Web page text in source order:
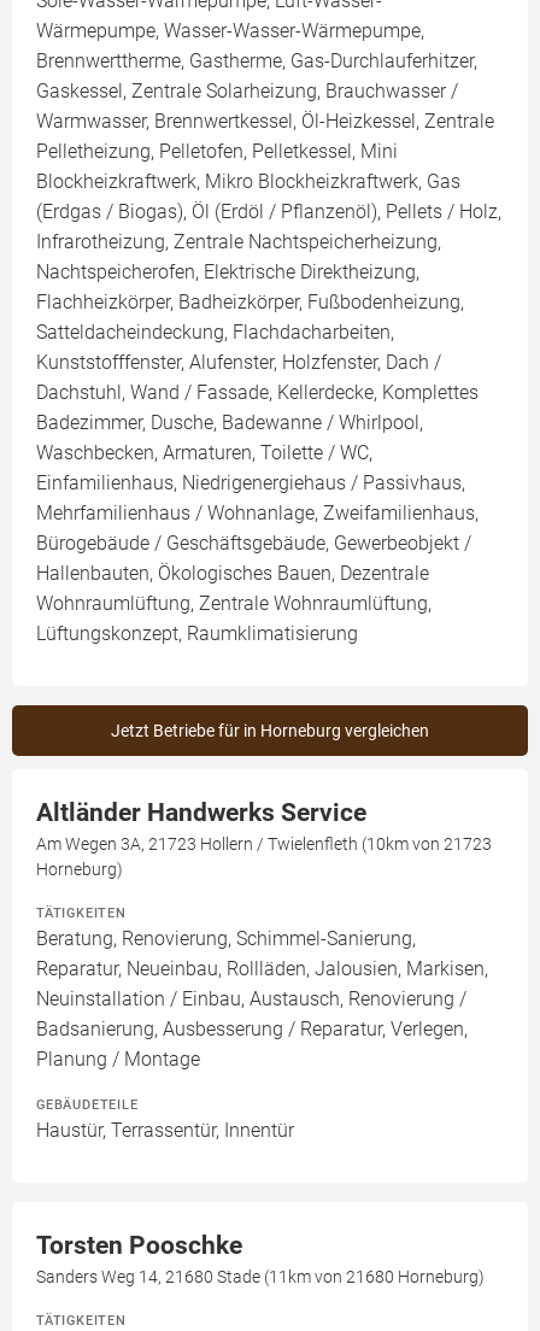
Wärmepumpe, Wasser-Wasser-Wärmepumpe,
Brennwerttherme, Gastherme, Gas-Durchlauferhitzer,
Gaskessel, Zentrale Solarheizung, Brauchwasser /
Warmwasser, Brennwertkessel, Öl-Heizkessel, Zentrale
Pelletheizung, Pelletofen, Pelletkessel, Mini
Blockheizkraftwerk, Mikro Blockheizkraftwerk, Gas
(Erdgas / Biogas), Öl (Erdöl / Pflanzenöl), Pellets / Holz,
Infrarotheizung, Zentrale Nachtspeicherheizung,
Nachtspeicherofen, Elektrische Direktheizung,
Flachheizkörper, Badheizkörper, Fußbodenheizung,
Satteldacheindeckung, Flachdacharbeiten,
Kunststofffenster, Alufenster, Holzfenster, Dach /
Dachstuhl, Wand / Fassade, Kellerdecke, Komplettes
Badezimmer, Dusche, Badewanne / Whirlpool,
Waschbecken, Armaturen, Toilette / WC,
Einfamilienhaus, Niedrigenergiehaus / Passivhaus,
Mehrfamilienhaus / Wohnanlage, Zweifamilienhaus,
Bürogebäude / Geschäftsgebäude, Gewerbeobjekt /
Hallenbauten, Ökologisches Bauen, Dezentrale
Wohnraumlüftung, Zentrale Wohnraumlüftung,
Lüftungskonzept, Raumklimatisierung
Jetzt Betriebe für in Horneburg vergleichen
Altländer Handwerks Service
Am Wegen 3A, 21723 Hollern / Twielenfleth (10km von 21723
Horneburg)
TÄTIGKEITEN
Beratung, Renovierung, Schimmel-Sanierung,
Reparatur, Neueinbau, Rollläden, Jalousien, Markisen,
Neuinstallation / Einbau, Austausch, Renovierung /
Badsanierung, Ausbesserung / Reparatur, Verlegen,
Planung / Montage
GEBÄUDETEILE
Haustür, Terrassentür, Innentür
Torsten Pooschke
Sanders Weg 14, 21680 Stade (11km von 21680 Horneburg)
TÄTIGKEITEN